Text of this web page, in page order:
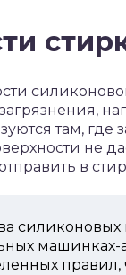
там, где
не
в
силиконовых
машинках-
правил,